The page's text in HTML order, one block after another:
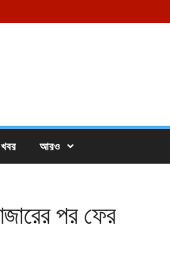
আরও
পর ফের